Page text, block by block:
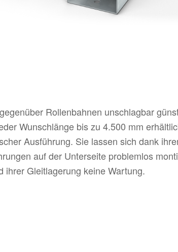
Rollenbahnen unschlagbar
Wunschlänge bis zu 4.500 mm
Ausführung. Sie lassen sich dank
auf der Unterseite problemlos
ihrer Gleitlagerung keine Wartung.